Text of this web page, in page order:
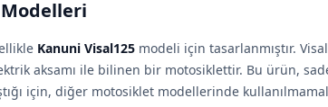
Kanuni Visal125 modeli için tasarlanmıştır.
aksa­mı ile bilinen bir motosiklettir. Bu ürün,
için, diğer motosiklet modellerinde